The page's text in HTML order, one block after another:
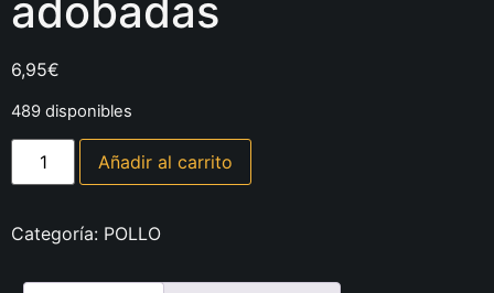
adobadas
6,95€
489 disponibles
Añadir al carrito
Categoría: POLLO